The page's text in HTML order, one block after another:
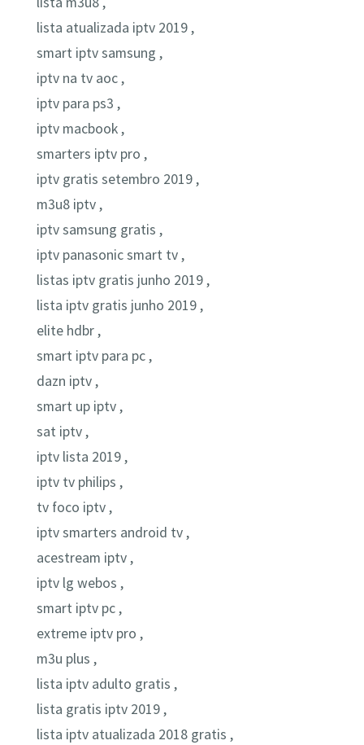
lista atualizada iptv 2019 ,
smart iptv samsung ,
iptv na tv aoc ,
iptv para ps3 ,
iptv macbook ,
smarters iptv pro ,
iptv gratis setembro 2019 ,
m3u8 iptv ,
iptv samsung gratis ,
iptv panasonic smart tv ,
listas iptv gratis junho 2019 ,
lista iptv gratis junho 2019 ,
elite hdbr ,
smart iptv para pc ,
dazn iptv ,
smart up iptv ,
sat iptv ,
iptv lista 2019 ,
iptv tv philips ,
tv foco iptv ,
iptv smarters android tv ,
acestream iptv ,
iptv lg webos ,
smart iptv pc ,
extreme iptv pro ,
m3u plus ,
lista iptv adulto gratis ,
lista gratis iptv 2019 ,
lista iptv atualizada 2018 gratis ,